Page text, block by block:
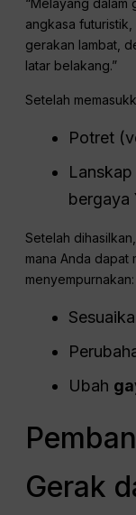
“Melayang dalam
angkasa
gerakan lambat,
latar belakang.”
Setelah
Potret
bergaya
Setelah
mana Anda dapat
menyempurnakan:
Ubah
Gerak